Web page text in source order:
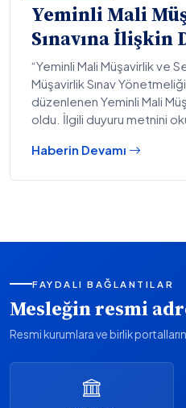
Yeminli Mali
Sınavına İlişkin
“Yeminli Mali Müşavirlik ve
Müşavirlik Sınav
düzenlenen Yeminli Mali
oldu. İlgili duyuru metnini
Haberin Devamı
FAYDALI BAĞLANTILAR
Mesleğin resmi
Resmi kurumlara ve birlik